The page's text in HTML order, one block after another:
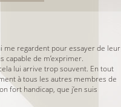
me regardent pour essayer de leur
de m’exprimer.
lui arrive trop souvent. En tout
à tous les autres membres de
fort handicap, que j’en suis